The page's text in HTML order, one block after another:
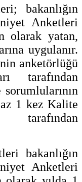
bakanlığın
Anketleri
olarak yatan,
uygulanır.
anketörlüğü
tarafından
1 kez Kalite
bakanlığın
Anketleri